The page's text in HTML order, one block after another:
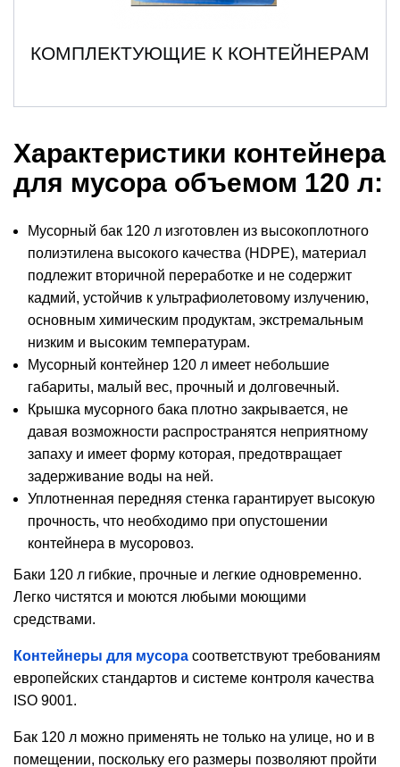
КОМПЛЕКТУЮЩИЕ К КОНТЕЙНЕРАМ
Характеристики контейнера
для мусора объемом 120 л:
Мусорный бак 120 л изготовлен из высокоплотного
полиэтилена высокого качества (HDPE), материал
подлежит вторичной переработке и не содержит
кадмий, устойчив к ультрафиолетовому излучению,
основным химическим продуктам, экстремальным
низким и высоким температурам.
Мусорный контейнер 120 л имеет небольшие
габариты, малый вес, прочный и долговечный.
Крышка мусорного бака плотно закрывается, не
давая возможности распространятся неприятному
запаху и имеет форму которая, предотвращает
задерживание воды на ней.
Уплотненная передняя стенка гарантирует высокую
прочность, что необходимо при опустошении
контейнера в мусоровоз.
Баки 120 л гибкие, прочные и легкие одновременно.
Легко чистятся и моются любыми моющими
средствами.
Контейнеры для мусора соответствуют требованиям
европейских стандартов и системе контроля качества
ISO 9001.
Бак 120 л можно применять не только на улице, но и в
помещении, поскольку его размеры позволяют пройти